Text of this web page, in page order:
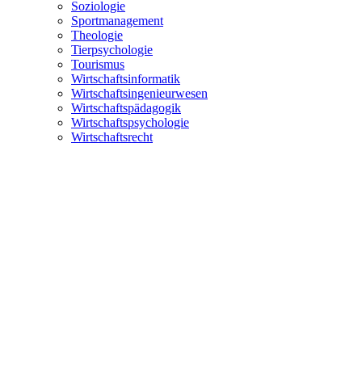
Soziologie
Sportmanagement
Theologie
Tierpsychologie
Tourismus
Wirtschaftsinformatik
Wirtschaftsingenieurwesen
Wirtschaftspädagogik
Wirtschaftspsychologie
Wirtschaftsrecht